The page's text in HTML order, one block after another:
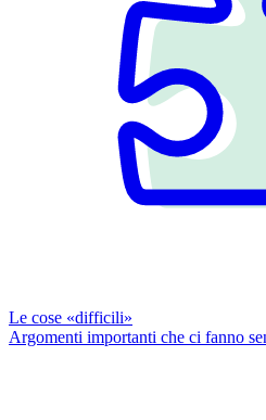
Le cose «difficili»
Argomenti importanti che ci fanno